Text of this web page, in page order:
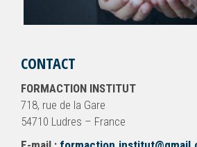
CONTACT
FORMACTION INSTITUT
718, rue de la Gare
54710 Ludres – France